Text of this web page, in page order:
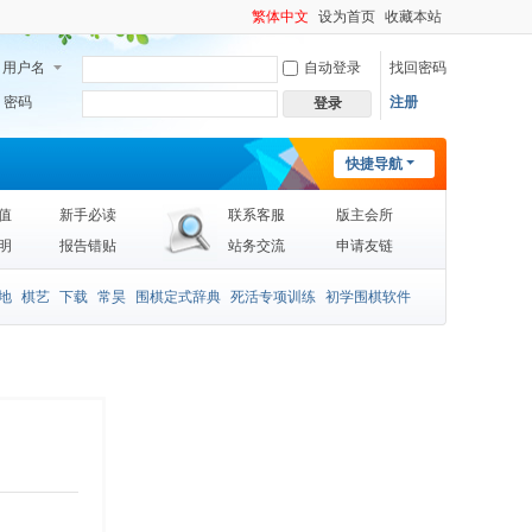
繁体中文 设为首页 收藏本站
用户名 自动登录 找回密码
密码 登录 注册
快捷导航
新手必读
报告错贴
联系客服
版主会所
站务交流
申请友链
棋艺 下载 常昊 围棋定式辞典 死活专项训练 初学围棋软件